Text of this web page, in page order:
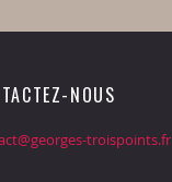
NOUS
troispoints.fr